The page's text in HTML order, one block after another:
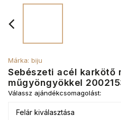
Sebészeti acél karkötő
műgyöngyökkel
Márka: biju
Válassz ajándékcsomagolást: